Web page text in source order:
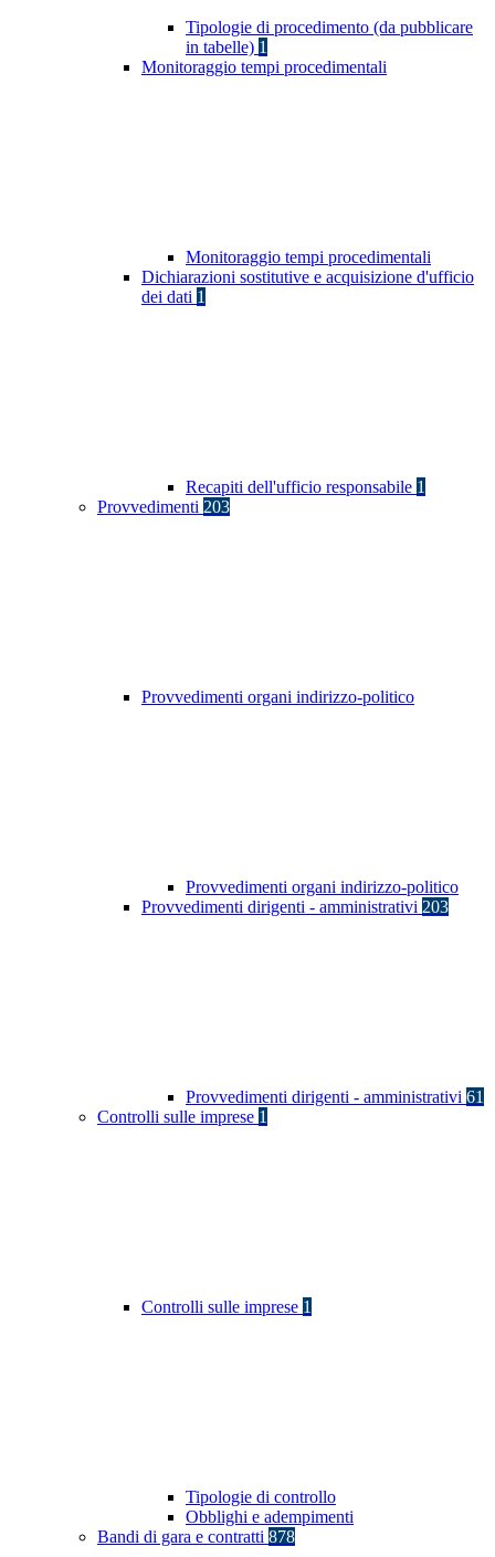
Tipologie di procedimento (da pubblicare
in tabelle) 1
Monitoraggio tempi procedimentali
Monitoraggio tempi procedimentali
Dichiarazioni sostitutive e acquisizione d'ufficio
dei dati 1
Recapiti dell'ufficio responsabile 1
Provvedimenti 203
Provvedimenti organi indirizzo-politico
Provvedimenti organi indirizzo-politico
Provvedimenti dirigenti - amministrativi 203
Provvedimenti dirigenti - amministrativi 61
Controlli sulle imprese 1
Controlli sulle imprese 1
Tipologie di controllo
Obblighi e adempimenti
Bandi di gara e contratti 878